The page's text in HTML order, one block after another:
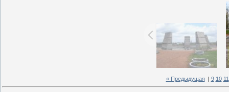
« Предыдущая| 9 10 11